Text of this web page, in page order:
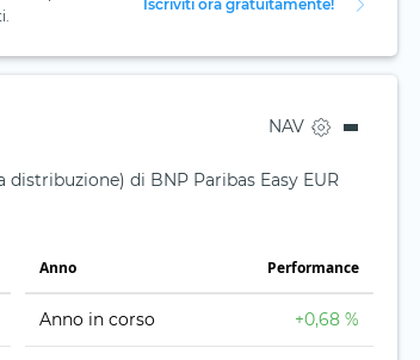
Iscriviti ora gratuitamente!
NAV
di BNP Paribas Easy EUR
Anno Performance
Anno in corso +0,68 %